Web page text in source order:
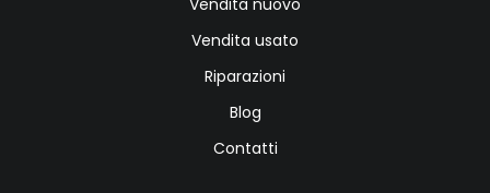
Vendita usato
Riparazioni
Blog
Contatti